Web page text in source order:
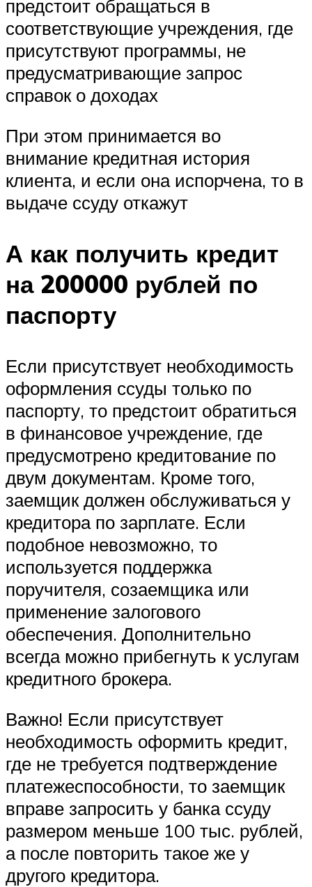
предстоит обращаться в
соответствующие учреждения, где
присутствуют программы, не
предусматривающие запрос
справок о доходах
При этом принимается во
внимание кредитная история
клиента, и если она испорчена, то в
выдаче ссуду откажут
А как получить кредит
на 200000 рублей по
паспорту
Если присутствует необходимость
оформления ссуды только по
паспорту, то предстоит обратиться
в финансовое учреждение, где
предусмотрено кредитование по
двум документам. Кроме того,
заемщик должен обслуживаться у
кредитора по зарплате. Если
подобное невозможно, то
используется поддержка
поручителя, созаемщика или
применение залогового
обеспечения. Дополнительно
всегда можно прибегнуть к услугам
кредитного брокера.
Важно! Если присутствует
необходимость оформить кредит,
где не требуется подтверждение
платежеспособности, то заемщик
вправе запросить у банка ссуду
размером меньше 100 тыс. рублей,
а после повторить такое же у
другого кредитора.